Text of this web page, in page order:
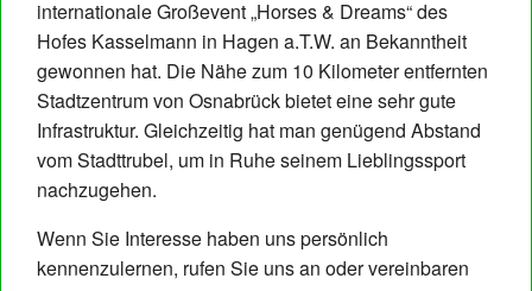
internationale Großevent „Horses & Dreams“ des
Hofes Kasselmann in Hagen a.T.W. an Bekanntheit
gewonnen hat. Die Nähe zum 10 Kilometer entfernten
Stadtzentrum von Osnabrück bietet eine sehr gute
Infrastruktur. Gleichzeitig hat man genügend Abstand
vom Stadttrubel, um in Ruhe seinem Lieblingssport
nachzugehen.
Wenn Sie Interesse haben uns persönlich
kennenzulernen, rufen Sie uns an oder vereinbaren